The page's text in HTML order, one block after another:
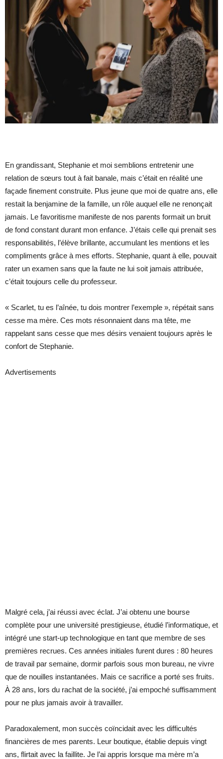
En grandissant, Stephanie et moi semblions entretenir une
relation de sœurs tout à fait banale, mais c’était en réalité une
façade finement construite. Plus jeune que moi de quatre ans, elle
restait la benjamine de la famille, un rôle auquel elle ne renonçait
jamais. Le favoritisme manifeste de nos parents formait un bruit
de fond constant durant mon enfance. J’étais celle qui prenait ses
responsabilités, l’élève brillante, accumulant les mentions et les
compliments grâce à mes efforts. Stephanie, quant à elle, pouvait
rater un examen sans que la faute ne lui soit jamais attribuée,
c’était toujours celle du professeur.
« Scarlet, tu es l’aînée, tu dois montrer l’exemple », répétait sans
cesse ma mère. Ces mots résonnaient dans ma tête, me
rappelant sans cesse que mes désirs venaient toujours après le
confort de Stephanie.
Advertisements
Malgré cela, j’ai réussi avec éclat. J’ai obtenu une bourse
complète pour une université prestigieuse, étudié l’informatique, et
intégré une start-up technologique en tant que membre de ses
premières recrues. Ces années initiales furent dures : 80 heures
de travail par semaine, dormir parfois sous mon bureau, ne vivre
que de nouilles instantanées. Mais ce sacrifice a porté ses fruits.
À 28 ans, lors du rachat de la société, j’ai empoché suffisamment
pour ne plus jamais avoir à travailler.
Paradoxalement, mon succès coïncidait avec les difficultés
financières de mes parents. Leur boutique, établie depuis vingt
ans, flirtait avec la faillite. Je l’ai appris lorsque ma mère m’a